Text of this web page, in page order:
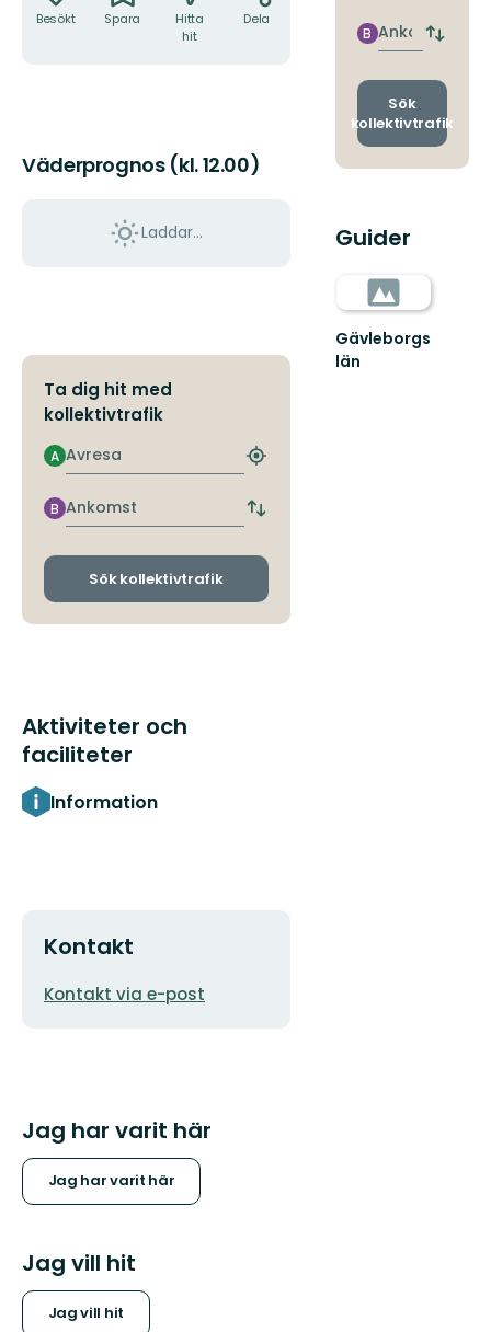
Besökt Spara
Hitta
hit
Dela
Väderprognos (kl. 12.00)
Laddar...
Ta dig hit med
kollektivtrafik
Avresa
A
Hitta
hållplats
Ankomst
B
Byt
och
Sök kollektivtrafik
Aktiviteter och
faciliteter
Information
Kontakt
E-
Kontakt via e-post
Jag har varit här
Jag har varit här
Jag vill hit
Jag vill hit
Ankomst
B
Byt
och
Sök
kollektivtrafik
Guider
Gävleborgs
län